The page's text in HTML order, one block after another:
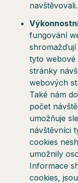
navštěvovali.
fungování
tyto webové
stránky
webových
Také nám
počet
umožňuje
návštěvníci
cookies
umožnily
Informace
cookies,